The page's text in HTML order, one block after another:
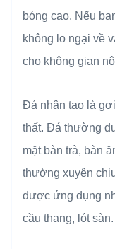
bóng cao. Nếu
không lo ngại về
cho không gian
Đá nhân tạo là
thất. Đá thường
mặt bàn trà, bàn
thường xuyên
được ứng dụng
cầu thang, lót sàn.